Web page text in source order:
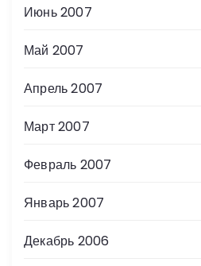
Июнь 2007
Май 2007
Апрель 2007
Март 2007
Февраль 2007
Январь 2007
Декабрь 2006